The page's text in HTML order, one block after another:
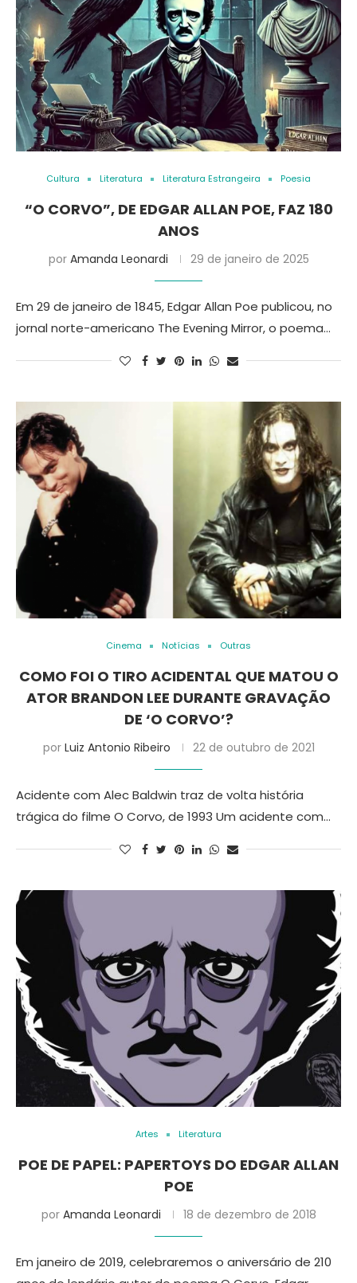
Cultura Literatura Literatura Estrangeira Poesia
“O CORVO”, DE EDGAR ALLAN POE, FAZ 180
ANOS
por Amanda Leonardi 29 de janeiro de 2025
Em 29 de janeiro de 1845, Edgar Allan Poe publicou, no
jornal norte-americano The Evening Mirror, o poema…
Cinema Notícias Outras
COMO FOI O TIRO ACIDENTAL QUE MATOU O
ATOR BRANDON LEE DURANTE GRAVAÇÃO
DE ‘O CORVO’?
por Luiz Antonio Ribeiro 22 de outubro de 2021
Acidente com Alec Baldwin traz de volta história
trágica do filme O Corvo, de 1993 Um acidente com…
Artes Literatura
POE DE PAPEL: PAPERTOYS DO EDGAR ALLAN
POE
por Amanda Leonardi 18 de dezembro de 2018
Em janeiro de 2019, celebraremos o aniversário de 210